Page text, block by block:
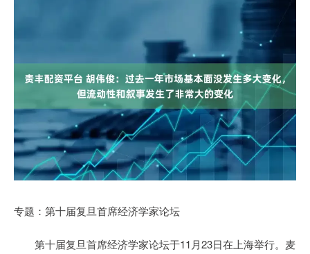
专题：第十届复旦首席经济学家论坛
第十届复旦首席经济学家论坛于11月23日在上海举行。麦